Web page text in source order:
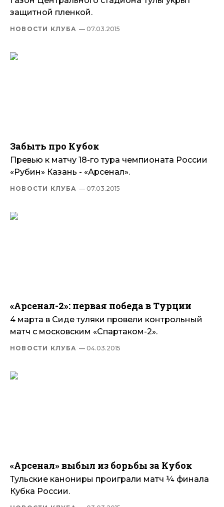
защитной пленкой.
НОВОСТИ КЛУБА — 07.03.2015
Забыть про Кубок
Превью к матчу 18-го тура чемпионата России
«Рубин» Казань - «Арсенал».
НОВОСТИ КЛУБА — 07.03.2015
«Арсенал-2»: первая победа в Турции
4 марта в Сиде туляки провели контрольный
матч с московским «Спартаком-2».
НОВОСТИ КЛУБА — 04.03.2015
«Арсенал» выбыл из борьбы за Кубок
Тульские канониры проиграли матч ¼ финала
Кубка России.